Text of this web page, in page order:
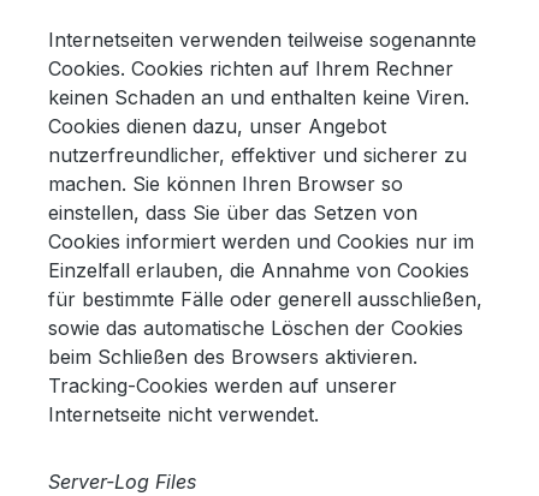
Internetseiten verwenden teilweise sogenannte
Cookies. Cookies richten auf Ihrem Rechner
keinen Schaden an und enthalten keine Viren.
Cookies dienen dazu, unser Angebot
nutzerfreundlicher, effektiver und sicherer zu
machen. Sie können Ihren Browser so
einstellen, dass Sie über das Setzen von
Cookies informiert werden und Cookies nur im
Einzelfall erlauben, die Annahme von Cookies
für bestimmte Fälle oder generell ausschließen,
sowie das automatische Löschen der Cookies
beim Schließen des Browsers aktivieren.
Tracking-Cookies werden auf unserer
Internetseite nicht verwendet.
Server-Log Files